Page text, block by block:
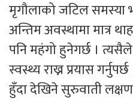
मृगौलाको जटिल समस्या
अन्तिम अवस्थामा मात्र
पनि महंगो हुनेगर्छ ।
स्वस्थ्य राख्न प्रयास
हुँदा देखिने सुरुवाती